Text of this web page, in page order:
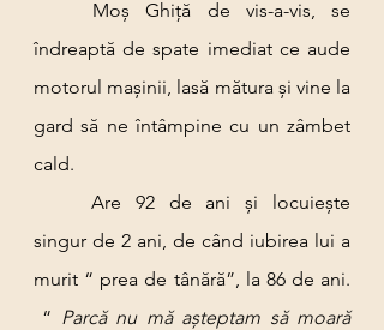
îndreaptă de spate imediat ce aude
motorul mașinii, lasă mătura și vine la
gard să ne întâmpine cu un zâmbet
cald.
singur de 2 ani, de când iubirea lui a
murit “ prea de tânără”, la 86 de ani.
“ Parcă nu mă așteptam să moară